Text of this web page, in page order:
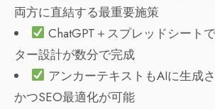
両方に直結する最重要施策
ChatGPT＋スプレッドシート
ター設計が数分で完成
アンカーテキストもAIに生成
かつSEO最適化が可能